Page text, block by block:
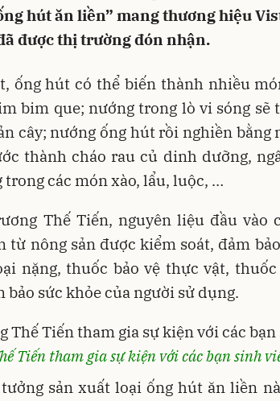
hút ăn liền” mang thương hiệu
được thị trường đón nhận.
ống hút có thể biến thành nhiều
bim que; nướng trong lò vi sóng sẽ
cây; nướng ống hút rồi nghiền bằng
thành cháo rau củ dinh dưỡng,
trong các món xào, lẩu, luộc, …
Thế Tiến, nguyên liệu đầu vào
từ nông sản được kiểm soát, đảm
nặng, thuốc bảo vệ thực vật,
sức khỏe của người sử dụng.
Tiến tham gia sự kiện với các bạn sinh
tưởng sản xuất loại ống hút ăn liền